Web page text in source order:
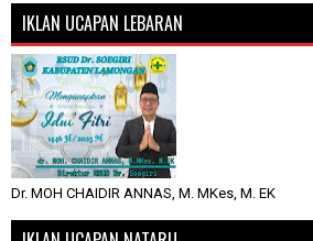
IKLAN UCAPAN LEBARAN
Dr. MOH CHAIDIR ANNAS, M. MKes, M. EK